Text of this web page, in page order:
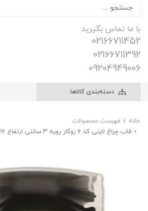
با ما تماس بگیرید
02166711452
02166711392
09204949006
دسته‌بندی کالاها
خانه
فهرست محصولات
قاب چراغ لاینی کد ۶ روکار رویه ۳ سانتی ارتفاع ۱۶ میل